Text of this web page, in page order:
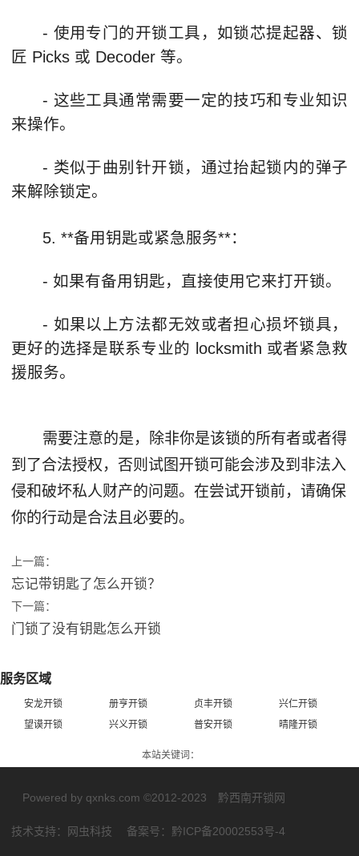
- 使用专门的开锁工具，如锁芯提起器、锁
匠 Picks 或 Decoder 等。
- 这些工具通常需要一定的技巧和专业知识
来操作。
- 类似于曲别针开锁，通过抬起锁内的弹子
来解除锁定。
5. **备用钥匙或紧急服务**：
- 如果有备用钥匙，直接使用它来打开锁。
- 如果以上方法都无效或者担心损坏锁具，
更好的选择是联系专业的 locksmith 或者紧急救
援服务。
需要注意的是，除非你是该锁的所有者或者得
到了合法授权，否则试图开锁可能会涉及到非法入
侵和破坏私人财产的问题。在尝试开锁前，请确保
你的行动是合法且必要的。
上一篇：
忘记带钥匙了怎么开锁？
下一篇：
门锁了没有钥匙怎么开锁
服务区域
安龙开锁 册亨开锁 贞丰开锁
兴仁开锁
望谟开锁
兴义开锁 普安开锁 晴隆开锁
本站关键词：
Powered by qxnks.com ©2012-2023 黔西南开锁网
技术支持： 网虫科技 备案号： 黔ICP备20002553号-4